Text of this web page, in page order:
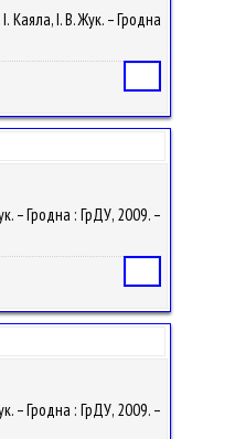
Каяла, І. В. Жук. – Гродна
– Гродна : ГрДУ, 2009. –
– Гродна : ГрДУ, 2009. –